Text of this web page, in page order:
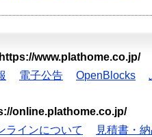
https://www.plathome.co.jp/
電子公告 OpenBlocks
online.plathome.co.jp/
ラインについて
見積書・